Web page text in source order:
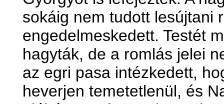
sokáig nem tudott lesújtani
engedelmeskedett. Testét
hagyták, de a romlás jelei
az egri pasa intézkedett,
heverjen temetetlenül, és